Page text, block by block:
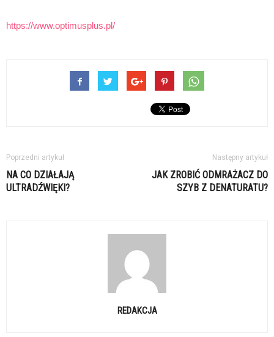
https://www.optimusplus.pl/
Poprzedni artykuł
NA CO DZIAŁAJĄ
ULTRADŹWIĘKI?
Następny artykuł
JAK ZROBIĆ ODMRAŻACZ DO
SZYB Z DENATURATU?
REDAKCJA